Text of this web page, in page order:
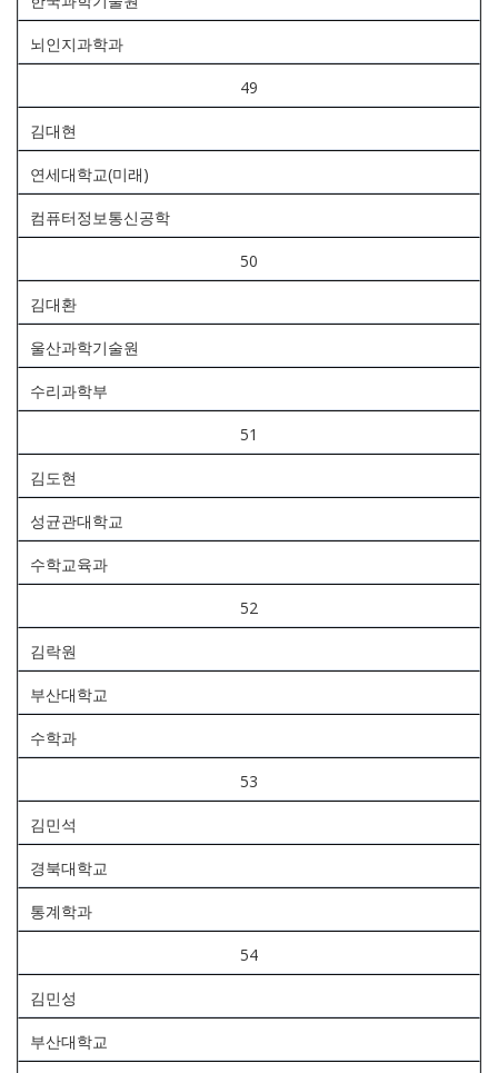
뇌인지과학과
49
김대현
연세대학교(미래)
컴퓨터정보통신공학
50
김대환
울산과학기술원
수리과학부
51
김도현
성균관대학교
수학교육과
52
김락원
부산대학교
수학과
53
김민석
경북대학교
통계학과
54
김민성
부산대학교